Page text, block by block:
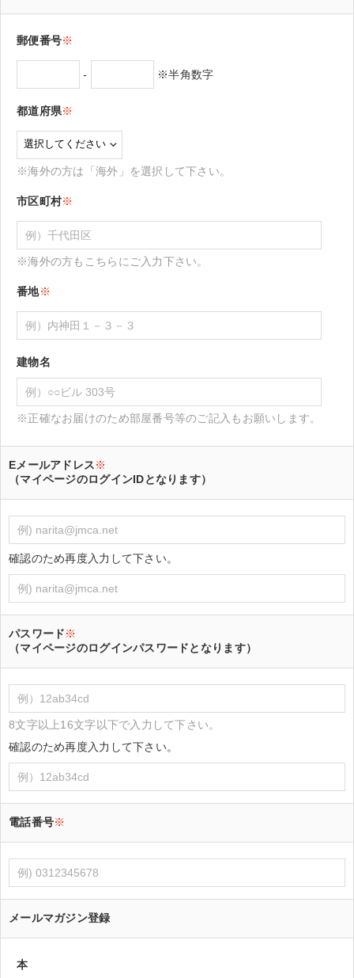
郵便番号※
- ※半角数字
都道府県※
※海外の方は「海外」を選択して下さい。
市区町村※
※海外の方もこちらにご入力下さい。
番地※
建物名
※正確なお届けのため部屋番号等のご記入もお願いします。
Eメールアドレス※
（マイページのログインIDとなります）
確認のため再度入力して下さい。
パスワード※
（マイページのログインパスワードとなります）
8文字以上16文字以下で入力して下さい。
確認のため再度入力して下さい。
電話番号※
メールマガジン登録
本